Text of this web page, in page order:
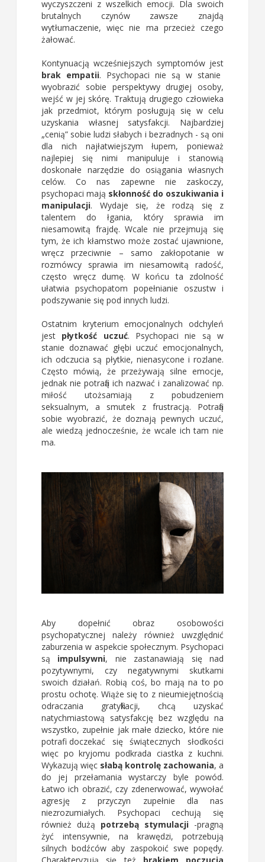
wyczyszczeni z wszelkich emocji. Dla swoich
brutalnych czynów zawsze znajdą
wytłumaczenie, więc nie ma przecież czego
żałować.
Kontynuacją wcześniejszych symptomów jest
brak empatii. Psychopaci nie są w stanie
wyobrazić sobie perspektywy drugiej osoby,
wejść w jej skórę. Traktują drugiego człowieka
jak przedmiot, którym posługują się w celu
uzyskania własnej satysfakcji. Najbardziej
„cenią” sobie ludzi słabych i bezradnych - są oni
dla nich najłatwiejszym łupem, ponieważ
najlepiej się nimi manipuluje i stanowią
doskonałe narzędzie do osiągania własnych
celów. Co nas zapewne nie zaskoczy,
psychopaci mają skłonność do oszukiwania i
manipulacji. Wydaje się, że rodzą się z
talentem do łgania, który sprawia im
niesamowitą frajdę. Wcale nie przejmują się
tym, że ich kłamstwo może zostać ujawnione,
wręcz przeciwnie – samo zakłopotanie w
rozmówcy sprawia im niesamowitą radość,
często wręcz dumę. W końcu ta zdolność
ułatwia psychopatom popełnianie oszustw i
podszywanie się pod innych ludzi.
Ostatnim kryterium emocjonalnych odchyleń
jest płytkość uczuć. Psychopaci nie są w
stanie doznawać głębi uczuć emocjonalnych,
ich odczucia są płytkie, nienasycone i rozlane.
Często mówią, że przeżywają silne emocje,
jednak nie potrafią ich nazwać i zanalizować np.
miłość utożsamiają z pobudzeniem
seksualnym, a smutek z frustracją. Potrafią
sobie wyobrazić, że doznają pewnych uczuć,
ale wiedzą jednocześnie, że wcale ich tam nie
ma.
Aby dopełnić obraz osobowości
psychopatycznej należy również uwzględnić
zaburzenia w aspekcie społecznym. Psychopaci
są impulsywni, nie zastanawiają się nad
pozytywnymi, czy negatywnymi skutkami
swoich działań. Robią coś, bo mają na to po
prostu ochotę. Wiąże się to z nieumiejętnością
odraczania gratyfikacji, chcą uzyskać
natychmiastową satysfakcję bez względu na
wszystko, zupełnie jak małe dziecko, które nie
potrafi doczekać się świątecznych słodkości
więc po kryjomu podkrada ciastka z kuchni.
Wykazują więc słabą kontrolę zachowania, a
do jej przełamania wystarczy byle powód.
Łatwo ich obrazić, czy zdenerwować, wywołać
agresję z przyczyn zupełnie dla nas
niezrozumiałych. Psychopaci cechują się
również dużą potrzebą stymulacji -pragną
żyć intensywnie, na krawędzi, potrzebują
silnych bodźców aby zaspokoić swe popędy.